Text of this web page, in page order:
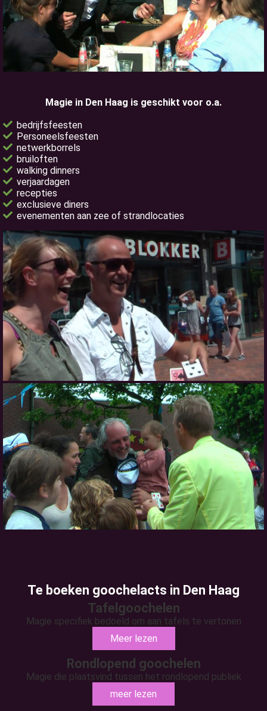
Magie in Den Haag is geschikt voor o.a.
bedrijfsfeesten
Personeelsfeesten
netwerkborrels
bruiloften
walking dinners
verjaardagen
recepties
exclusieve diners
evenementen aan zee of strandlocaties
Te boeken goochelacts in Den Haag
Tafelgoochelen
Magie specifiek bedoeld om aan tafels te vertonen
Meer lezen
Rondlopend goochelen
Magie die plaatsvind tussen het rondlopend publiek
meer lezen